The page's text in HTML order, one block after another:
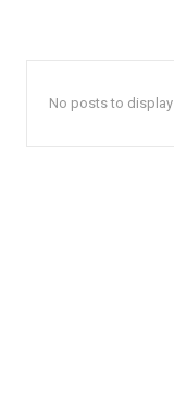
No posts to display